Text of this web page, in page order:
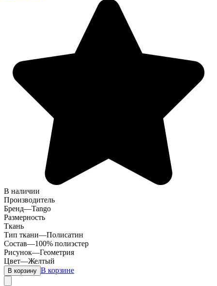
В наличии
Производитель
Бренд—Tango
Размерность
Ткань
Тип ткани—Полисатин
Состав—100% полиэстер
Рисунок—Геометрия
Цвет—Желтый
В корзину В корзине